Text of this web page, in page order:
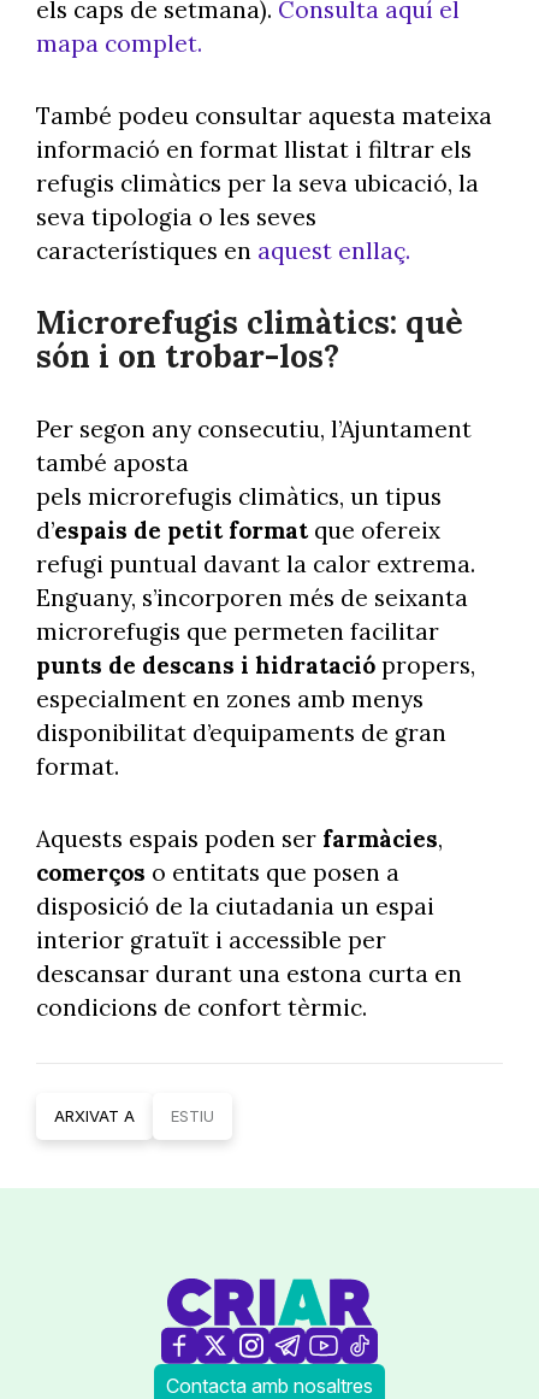
els caps de setmana). Consulta aquí el
mapa complet.
També podeu consultar aquesta mateixa
informació en format llistat i filtrar els
refugis climàtics per la seva ubicació, la
seva tipologia o les seves
característiques en aquest enllaç.
Microrefugis climàtics: què
són i on trobar-los?
Per segon any consecutiu, l’Ajuntament
també aposta
pels microrefugis climàtics, un tipus
d’espais de petit format que ofereix
refugi puntual davant la calor extrema.
Enguany, s’incorporen més de seixanta
microrefugis que permeten facilitar
punts de descans i hidrataciópropers,
especialment en zones amb menys
disponibilitat d’equipaments de gran
format.
Aquests espais poden ser farmàcies,
comerços o entitats que posen a
disposició de la ciutadania un espai
interior gratuït i accessible per
descansar durant una estona curta en
condicions de confort tèrmic.
ARXIVAT A ESTIU
Contacta amb nosaltres